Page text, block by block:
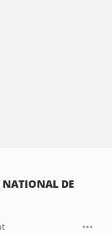
NATIONAL DE